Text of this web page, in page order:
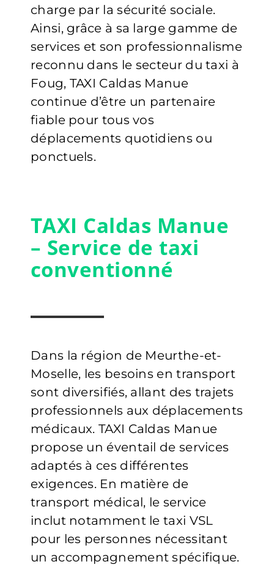
charge par la sécurité sociale.
Ainsi, grâce à sa large gamme de
services et son professionnalisme
reconnu dans le secteur du taxi à
Foug, TAXI Caldas Manue
continue d’être un partenaire
fiable pour tous vos
déplacements quotidiens ou
ponctuels.
TAXI Caldas Manue
– Service de taxi
conventionné
Dans la région de Meurthe-et-
Moselle, les besoins en transport
sont diversifiés, allant des trajets
professionnels aux déplacements
médicaux. TAXI Caldas Manue
propose un éventail de services
adaptés à ces différentes
exigences. En matière de
transport médical, le service
inclut notamment le taxi VSL
pour les personnes nécessitant
un accompagnement spécifique.